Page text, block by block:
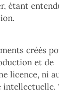
étant
créés
et de
licence, ni
intellectuelle.